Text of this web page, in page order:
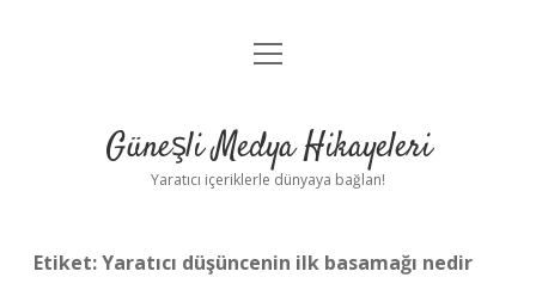
Anasayfa
Yasal Uyarı
menüyü
Güneşli Medya Hikayeleri
Yaratıcı içeriklerle dünyaya bağlan!
Etiket:Yaratıcı düşüncenin ilk basamağı nedir